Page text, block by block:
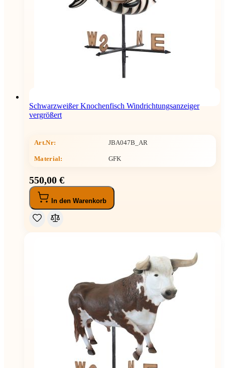
Schwarzweißer Knochenfisch Windrichtungsanzeiger
vergrößert
Art.Nr: JBA047B_AR
Material: GFK
550,00 €
In den Warenkorb